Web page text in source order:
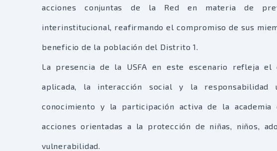
acciones conjuntas de la Red en materia de
interinstitucional, reafirmando el compromiso de sus
beneficio de la población del Distrito 1.
La presencia de la USFA en este escenario refleja el
aplicada, la interacción social y la responsabilidad
conocimiento y la participación activa de la
acciones orientadas a la protección de niñas, niños,
vulnerabilidad.